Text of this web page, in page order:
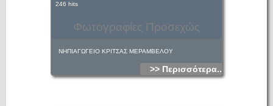
Φωτογραφίες Προσεχώς
246 hits
ΝΗΠΙΑΓΩΓΕΙΟ ΚΡΙΤΣΑΣ ΜΕΡΑΜΒΕΛΟΥ
>> Περισσότερα...